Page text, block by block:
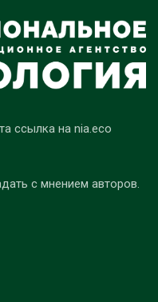
ссылка на nia.eco
с мнением авторов.